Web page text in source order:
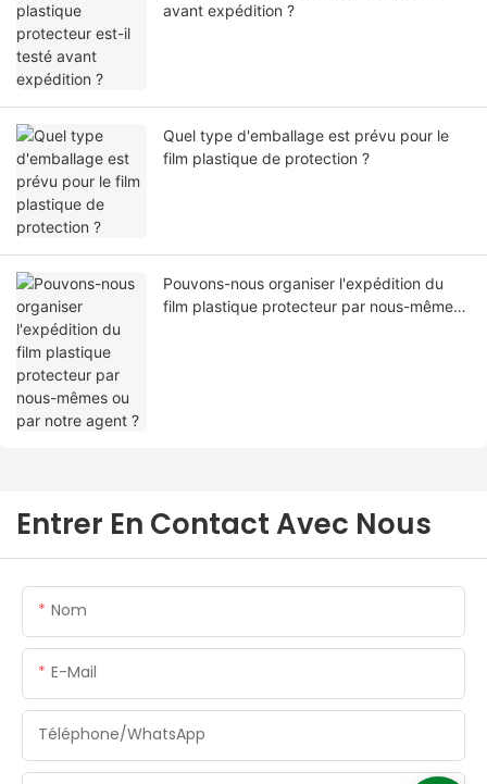
avant expédition ?
Quel type d'emballage est prévu pour le
film plastique de protection ?
Pouvons-nous organiser l'expédition du
film plastique protecteur par nous-mêmes
Entrer En Contact Avec Nous
Nom
E-Mail
Téléphone/WhatsApp